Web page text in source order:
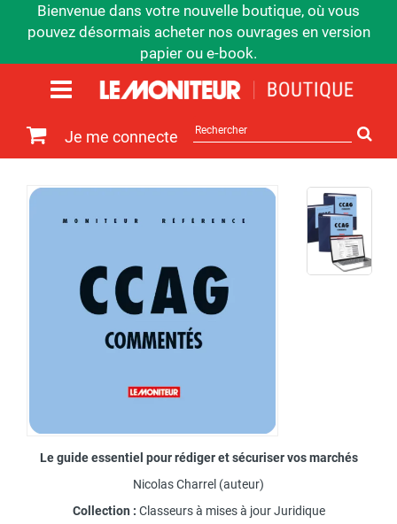
Bienvenue dans votre nouvelle boutique, où vous
pouvez désormais acheter nos ouvrages en version
papier ou e-book.
Je me connecte
sur
le
Le guide essentiel pour rédiger et sécuriser vos marchés
Nicolas Charrel (auteur)
Collection : Classeurs à mises à jour Juridique